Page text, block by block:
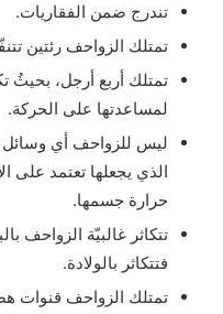
تندرج ضمن الفقاريات.
تمتلك الزواحف رئتين
تمتلك أربع أرجل، بحيثُ
لمساعدتها على الحركة.
ليس للزواحف أي وسائل
الذي يجعلها تعتمد على
حرارة جسمها.
تتكاثر غالبيّة الزواحف
فتتكاثر بالولادة.
تمتلك الزواحف قنوات